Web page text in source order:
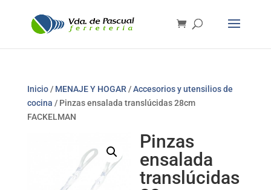
Inicio/ MENAJE Y HOGAR /Accesorios y utensilios de
cocina / Pinzas ensalada translúcidas 28cm
FACKELMAN
Pinzas
ensalada
translúcidas